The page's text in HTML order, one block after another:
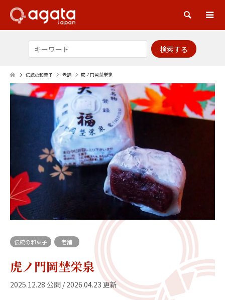
検索
伝統の和菓子 老舗 虎ノ門岡埜栄泉
伝統の和菓子 老舗
虎ノ門岡埜栄泉
2025.12.28 公開 / 2026.04.23 更新